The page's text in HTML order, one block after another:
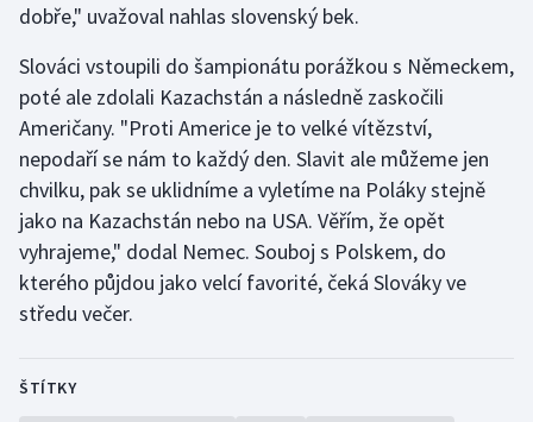
Veslování
Vodní slalom
Volejbal
Ostatní
dobře," uvažoval nahlas slovenský bek.
Slováci vstoupili do šampionátu porážkou s Německem,
poté ale zdolali Kazachstán a následně zaskočili
Američany. "Proti Americe je to velké vítězství,
nepodaří se nám to každý den. Slavit ale můžeme jen
chvilku, pak se uklidníme a vyletíme na Poláky stejně
jako na Kazachstán nebo na USA. Věřím, že opět
vyhrajeme," dodal Nemec. Souboj s Polskem, do
kterého půjdou jako velcí favorité, čeká Slováky ve
středu večer.
ŠTÍTKY